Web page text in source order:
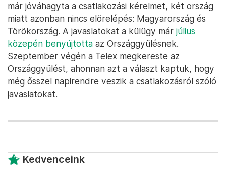
már jóváhagyta a csatlakozási kérelmet, két ország
miatt azonban nincs előrelépés: Magyarország és
Törökország. A javaslatokat a külügy már július
közepén benyújtotta az Országgyűlésnek.
Szeptember végén a Telex megkereste az
Országgyűlést, ahonnan azt a választ kaptuk, hogy
még ősszel napirendre veszik a csatlakozásról szóló
javaslatokat.
Kedvenceink